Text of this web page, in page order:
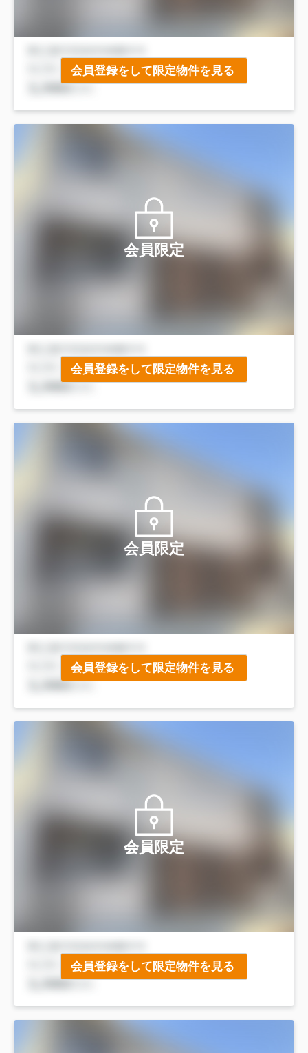
会員登録をして限定物件を見る
会員限定
会員登録をして限定物件を見る
会員限定
会員登録をして限定物件を見る
会員限定
会員登録をして限定物件を見る